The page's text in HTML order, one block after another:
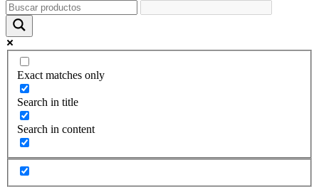
Exact matches only
Search in title
Search in content